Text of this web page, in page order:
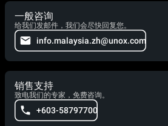
一般咨询
给我们发邮件，我们会尽快回复您。
info.malaysia.zh@unox.com
销售支持
致电我们的专家，免费咨询。
+603-58797700